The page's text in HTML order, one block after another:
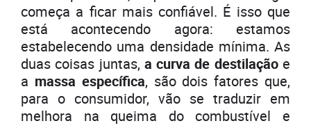
começa a ficar mais confiável. É isso que
está acontecendo agora: estamos
estabelecendo uma densidade mínima. As
duas coisas juntas, a curva de destilaçãoe
a massa específica, são dois fatores que,
para o consumidor, vão se traduzir em
melhora na queima do combustível e